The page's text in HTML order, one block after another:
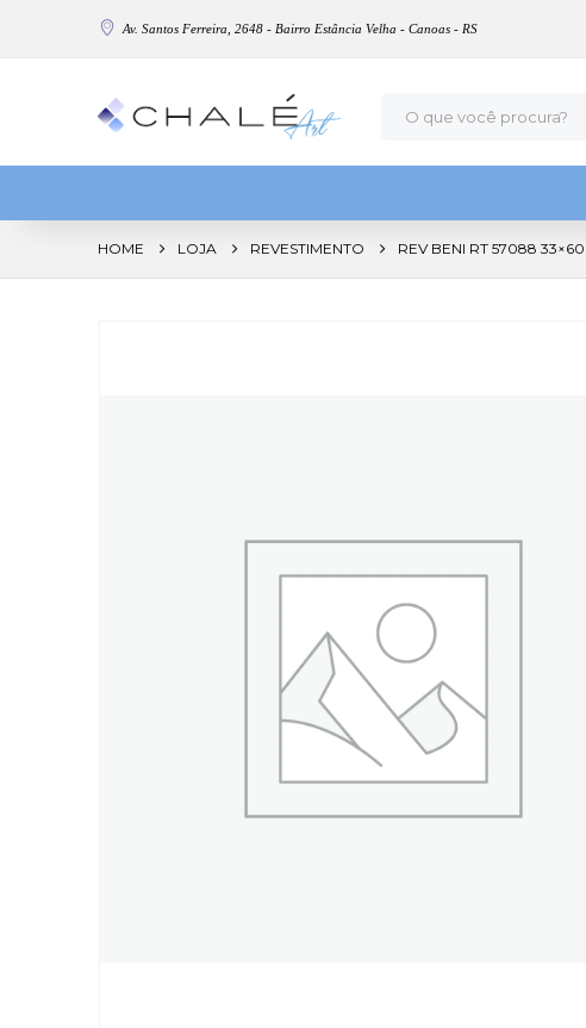
Av. Santos Ferreira, 2648 - Bairro Estância Velha - Canoas - RS
HOME LOJA REVESTIMENTO REV BENI RT 57088